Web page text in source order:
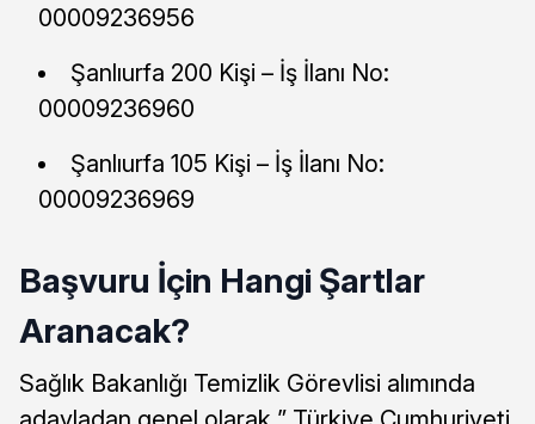
00009236956
Şanlıurfa 200 Kişi – İş İlanı No:
00009236960
Şanlıurfa 105 Kişi – İş İlanı No:
00009236969
Başvuru İçin Hangi Şartlar
Aranacak?
Sağlık Bakanlığı Temizlik Görevlisi alımında